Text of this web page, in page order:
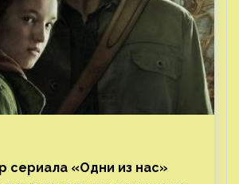
сериала «Одни из нас»